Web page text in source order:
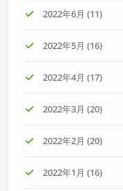
2022年6月 (11)
2022年5月 (16)
2022年4月 (17)
2022年3月 (20)
2022年2月 (20)
2022年1月 (16)